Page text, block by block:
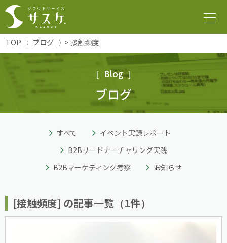
TOP ブログ > 接触頻度
Blog
ブログ
すべて
イベント実録レポート
B2Bリードナーチャリング実践
B2Bマーケティング考察
お知らせ
[接触頻度] の記事一覧（1件）